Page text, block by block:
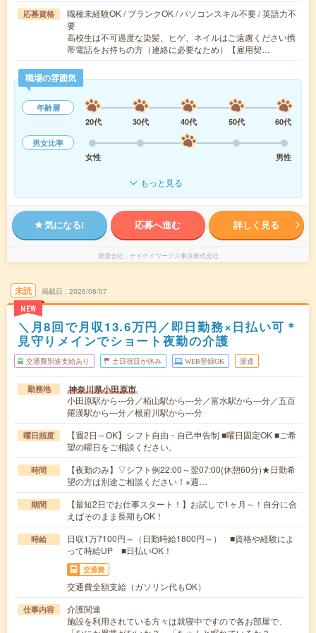
応募資格
職種未経験OK / ブランクOK / パソコンスキル不要 / 英語力不
要
高校生は不可過度な染髪、ヒゲ、ネイルはご遠慮ください携
帯電話をお持ちの方（連絡に必要なため）【雇用契…
職場の雰囲気
年齢層
20代
30代 40代 50代
60代
男女比率
女性
男性
もっと見る
気になる! 応募へ進む 詳しく見る
派遣会社 テイケイワークス東京株式会社
未読
NEW
掲載日 2026/08/07
＼月8回で月収13.6万円／即日勤務×日払い可＊
見守りメインでショート夜勤の介護
交通費別途支給あり 土日祝日が休み WEB登録OK 派遣
勤務地 神奈川県小田原市
小田原駅から---分／栢山駅から---分／富水駅から---分／五百
羅漢駅から---分／根府川駅から---分
曜日頻度
【週2日～OK】シフト自由・自己申告制 ■曜日固定OK ■ご希
望の曜日をご相談ください。
時間
【夜勤のみ】▽シフト例22:00～翌07:00(休憩60分)★日勤希
望の方は別途ご相談ください！※週…
期間
【最短2日でお仕事スタート！】お試しで1ヶ月～！自分に合
えばそのまま長期もOK！
時給
日収1万7100円～（日勤時給1800円～） ■資格や経験によ
って時給UP ■日払いOK！
交通費
交通費全額支給（ガソリン代もOK）
仕事内容
介護関連
施設を利用されている方々は就寝中ですので各お部屋で、